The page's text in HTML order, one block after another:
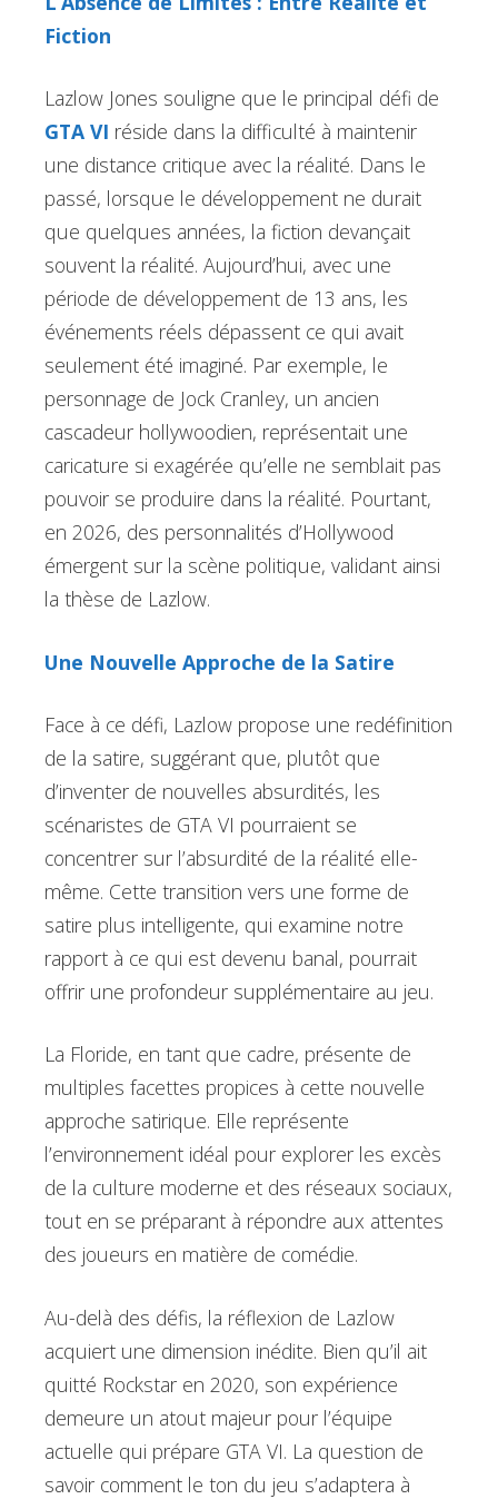
Fiction
Lazlow Jones souligne que le principal défi de
GTA VI réside dans la difficulté à maintenir
une distance critique avec la réalité. Dans le
passé, lorsque le développement ne durait
que quelques années, la fiction devançait
souvent la réalité. Aujourd’hui, avec une
période de développement de 13 ans, les
événements réels dépassent ce qui avait
seulement été imaginé. Par exemple, le
personnage de Jock Cranley, un ancien
cascadeur hollywoodien, représentait une
caricature si exagérée qu’elle ne semblait pas
pouvoir se produire dans la réalité. Pourtant,
en 2026, des personnalités d’Hollywood
émergent sur la scène politique, validant ainsi
la thèse de Lazlow.
Une Nouvelle Approche de la Satire
Face à ce défi, Lazlow propose une redéfinition
de la satire, suggérant que, plutôt que
d’inventer de nouvelles absurdités, les
scénaristes de GTA VI pourraient se
concentrer sur l’absurdité de la réalité elle-
même. Cette transition vers une forme de
satire plus intelligente, qui examine notre
rapport à ce qui est devenu banal, pourrait
offrir une profondeur supplémentaire au jeu.
La Floride, en tant que cadre, présente de
multiples facettes propices à cette nouvelle
approche satirique. Elle représente
l’environnement idéal pour explorer les excès
de la culture moderne et des réseaux sociaux,
tout en se préparant à répondre aux attentes
des joueurs en matière de comédie.
Au-delà des défis, la réflexion de Lazlow
acquiert une dimension inédite. Bien qu’il ait
quitté Rockstar en 2020, son expérience
demeure un atout majeur pour l’équipe
actuelle qui prépare GTA VI. La question de
savoir comment le ton du jeu s’adaptera à